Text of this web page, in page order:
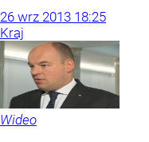
26 wrz 2013 18:25
Kraj
Wideo